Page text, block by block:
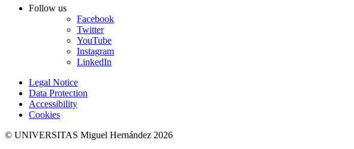
Follow us
Facebook
Twitter
YouTube
Instagram
LinkedIn
Legal Notice
Data Protection
Accessibility
Cookies
© UNIVERSITAS Miguel Hernández 2026